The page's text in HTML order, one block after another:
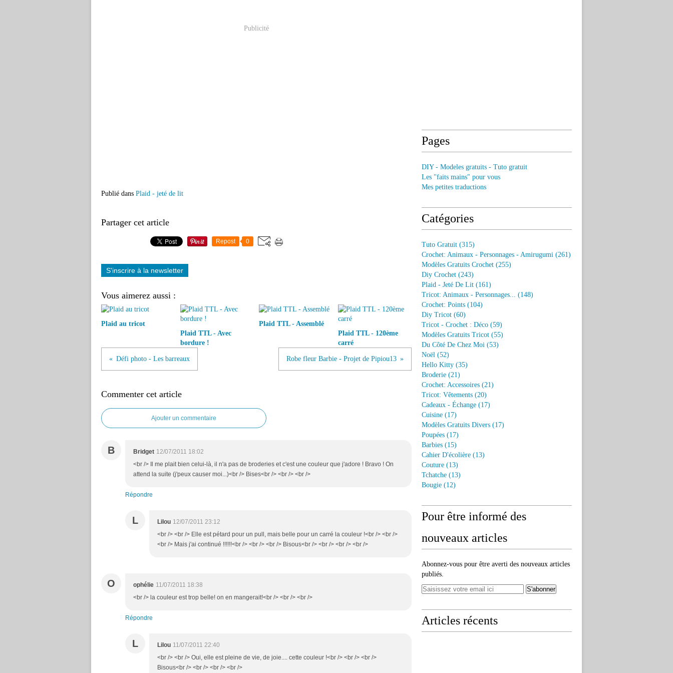
Publicité
Publié dans Plaid - jeté de lit
Partager cet article
Repost 0
S'inscrire à la newsletter
Vous aimerez aussi :
Plaid au tricot
Plaid TTL - Avec
bordure !
Plaid TTL - Assemblé
Plaid TTL - 120ème
carré
Défi photo - Les barreaux Robe fleur Barbie - Projet de Pipiou13
Commenter cet article
Ajouter un commentaire
B Bridget 12/07/2011 18:02
<br /> Il me plait bien celui-là, il n'a pas de broderies et c'est une couleur que j'adore ! Bravo ! On
attend la suite (j'peux causer moi...)<br /> Bises<br /> <br /> <br />
Répondre
L Lilou 12/07/2011 23:12
<br /> <br /> Elle est pétard pour un pull, mais belle pour un carré la couleur !<br /> <br />
<br /> Mais j'ai continué !!!!!!<br /> <br /> <br /> Bisous<br /> <br /> <br /> <br />
O ophélie 11/07/2011 18:38
<br /> la couleur est trop belle! on en mangerait!<br /> <br /> <br />
Répondre
L Lilou 11/07/2011 22:40
<br /> <br /> Oui, elle est pleine de vie, de joie.... cette couleur !<br /> <br /> <br />
Bisous<br /> <br /> <br /> <br />
Pages
DIY - Modeles gratuits - Tuto gratuit
Les "faits mains" pour vous
Mes petites traductions
Catégories
Tuto Gratuit (315)
Crochet: Animaux - Personnages - Amirugumi (261)
Modèles Gratuits Crochet (255)
Diy Crochet (243)
Plaid - Jeté De Lit (161)
Tricot: Animaux - Personnages... (148)
Crochet: Points (104)
Diy Tricot (60)
Tricot - Crochet : Déco (59)
Modèles Gratuits Tricot (55)
Du Côté De Chez Moi (53)
Noël (52)
Hello Kitty (35)
Broderie (21)
Crochet: Accessoires (21)
Tricot: Vêtements (20)
Cadeaux - Échange (17)
Cuisine (17)
Modèles Gratuits Divers (17)
Poupées (17)
Barbies (15)
Cahier D'écolière (13)
Couture (13)
Tchatche (13)
Bougie (12)
Pour être informé des
nouveaux articles
Abonnez-vous pour être averti des nouveaux articles
publiés.
Articles récents